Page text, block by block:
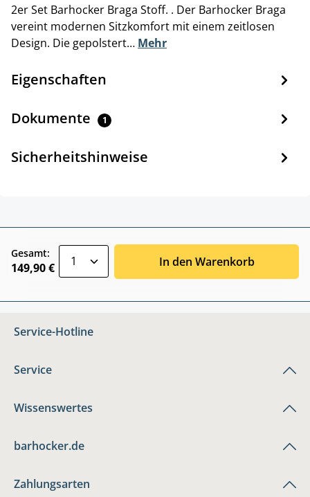
2er Set Barhocker Braga Stoff. . Der Barhocker Braga
vereint modernen Sitzkomfort mit einem zeitlosen
Design. Die gepolstert… Mehr
Eigenschaften
Dokumente 1
Sicherheitshinweise
Gesamt:
149,90 € In den Warenkorb
Service-Hotline
Service
Wissenswertes
barhocker.de
Zahlungsarten